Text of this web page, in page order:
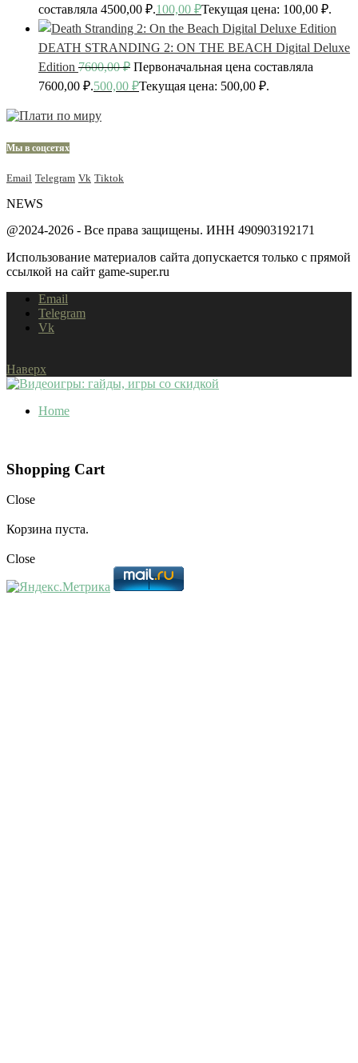
составляла 4500,00 ₽.100,00 ₽Текущая цена: 100,00 ₽.
DEATH STRANDING 2: ON THE BEACH Digital Deluxe
Edition 7600,00₽ Первоначальная цена составляла
7600,00 ₽.500,00 ₽Текущая цена: 500,00 ₽.
Мы в соцсетях
Email Telegram Vk Tiktok
NEWS
@2024-2026 - Все права защищены. ИНН 490903192171
Использование материалов сайта допускается только с прямой
ссылкой на сайт game-super.ru
Email
Telegram
Vk
Наверх
Home
Shopping Cart
Close
Корзина пуста.
Close